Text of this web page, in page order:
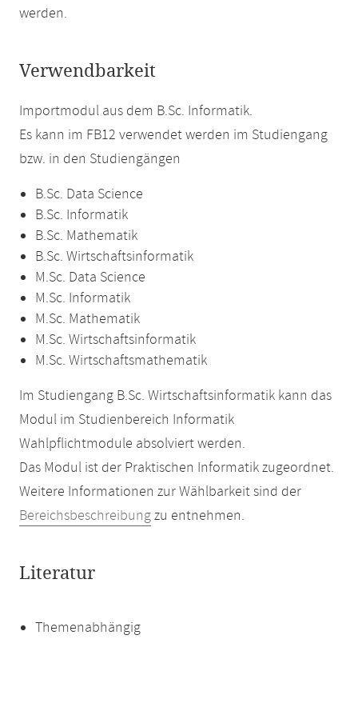
werden.
Verwendbarkeit
Importmodul aus dem B.Sc. Informatik.
Es kann im FB12 verwendet werden im Studiengang
bzw. in den Studiengängen
B.Sc. Data Science
B.Sc. Informatik
B.Sc. Mathematik
B.Sc. Wirtschaftsinformatik
M.Sc. Data Science
M.Sc. Informatik
M.Sc. Mathematik
M.Sc. Wirtschaftsinformatik
M.Sc. Wirtschaftsmathematik
Im Studiengang B.Sc. Wirtschaftsinformatik kann das
Modul im Studienbereich Informatik
Wahlpflichtmodule absolviert werden.
Das Modul ist der Praktischen Informatik zugeordnet.
Weitere Informationen zur Wählbarkeit sind der
Bereichsbeschreibungzu entnehmen.
Literatur
Themenabhängig